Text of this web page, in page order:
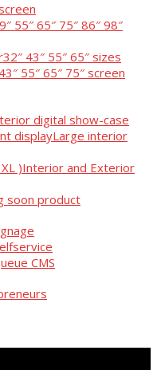
55″ 65″ 75″ 86″ 98″
32″ 43″ 55″ 65″ sizes
43″ 55″ 65″ 75″ screen
digital show-case
displayLarge interior
)Interior and Exterior
soon product
CMS